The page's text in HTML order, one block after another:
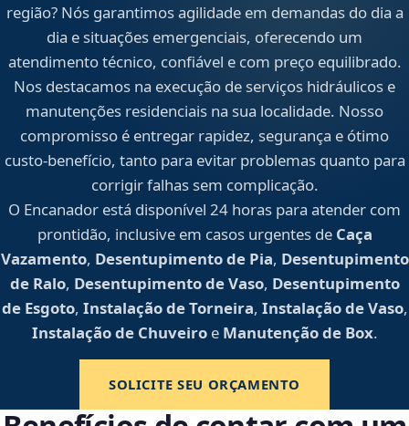
região? Nós garantimos agilidade em demandas do dia a
dia e situações emergenciais, oferecendo um
atendimento técnico, confiável e com preço equilibrado.
Nos destacamos na execução de serviços hidráulicos e
manutenções residenciais na sua localidade. Nosso
compromisso é entregar rapidez, segurança e ótimo
custo-benefício, tanto para evitar problemas quanto para
corrigir falhas sem complicação.
O Encanador está disponível 24 horas para atender com
prontidão, inclusive em casos urgentes de Caça
Vazamento, Desentupimento de Pia, Desentupimento
de Ralo, Desentupimento de Vaso, Desentupimento
de Esgoto, Instalação de Torneira, Instalação de Vaso,
Instalação de Chuveiroe Manutenção de Box.
SOLICITE SEU ORÇAMENTO